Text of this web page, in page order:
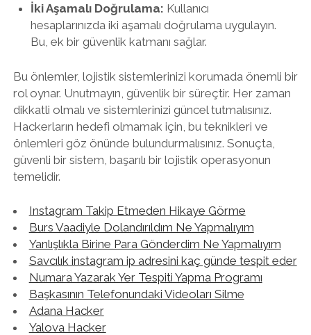
İki Aşamalı Doğrulama: Kullanıcı
hesaplarınızda iki aşamalı doğrulama uygulayın.
Bu, ek bir güvenlik katmanı sağlar.
Bu önlemler, lojistik sistemlerinizi korumada önemli bir
rol oynar. Unutmayın, güvenlik bir süreçtir. Her zaman
dikkatli olmalı ve sistemlerinizi güncel tutmalısınız.
Hackerların hedefi olmamak için, bu teknikleri ve
önlemleri göz önünde bulundurmalısınız. Sonuçta,
güvenli bir sistem, başarılı bir lojistik operasyonun
temelidir.
Instagram Takip Etmeden Hikaye Görme
Burs Vaadiyle Dolandırıldım Ne Yapmalıyım
Yanlışlıkla Birine Para Gönderdim Ne Yapmalıyım
Savcılık instagram ip adresini kaç günde tespit eder
Numara Yazarak Yer Tespiti Yapma Programı
Başkasının Telefonundaki Videoları Silme
Adana Hacker
Yalova Hacker